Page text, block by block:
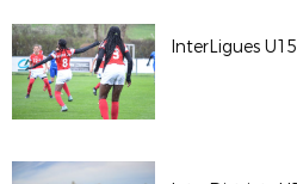
InterLigues